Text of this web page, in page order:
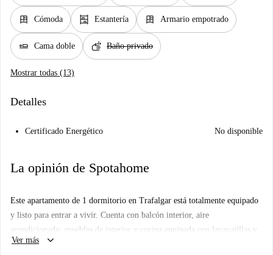
dresser Cómoda shelves Estantería dresser Armario empotrado
airline_seat_flat Cama doble soap Baño privado
Mostrar todas (13)
Detalles
Certificado Energético No disponible
La opinión de Spotahome
Este apartamento de 1 dormitorio en Trafalgar está totalmente equipado
y listo para entrar a vivir. Cuenta con balcón interior, aire
acondicionado, muebles de interior y cocina equipada con lavavajillas y
horno. El apartamento cuenta con servicios de alta calidad para
Ver más keyboard_arrow_down